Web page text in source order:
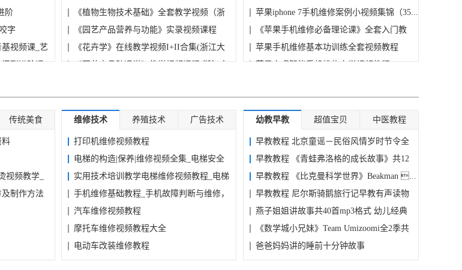
阶
字
视频课_艺
绍...
《植物生物技术基础》全套教学视频（浙
大...
《园艺产品营养与功能》实录视频课程
（浙...
《花卉学》在线教学视频I+II合集(浙江大
苹果iphone 7手机维修案例小视频集锦（35...
《苹果手机维修必备理论课》全套入门教
学...
苹果手机维修基本功训练全套视频教程
传统美食
料
视频教学_
制作方法
维修技术 养殖技术 广告技术
打印机维修视频教程
电梯的构造|保养|维修视频全集_电梯安全
与...
实用技术培训教学电梯维修视频教程_电梯
维...
手机维修基础教程_手机故障判断与维修，
原...
汽车维修视频教程
摩托车维修视频教程大全
电动车改装维修教程
幼教早教 超值宝贝 中医教程
早教教程 北京童谣－民俗风情岁时节令全
3...
早教教程 《青蛙弗洛格的成长故事》共12
册...
早教教程 《比克曼科学世界》Beakman ...
早教教程 尼尔斯骑鹅旅行记早教有声读物
m...
燕子姐姐讲故事共40首mp3格式 幼儿经典
童...
《数学城小兄妹》Team Umizoomi全2季共
39...
爸爸妈妈讲的睡前十分钟故事